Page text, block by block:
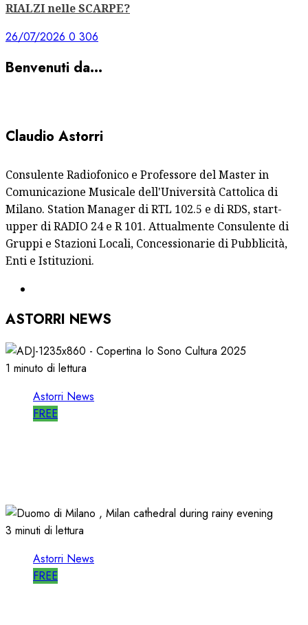
RIALZI nelle SCARPE?
26/07/2026 0 306
Benvenuti da…
Claudio Astorri
Consulente Radiofonico e Professore del Master in
Comunicazione Musicale dell'Università Cattolica di
Milano. Station Manager di RTL 102.5 e di RDS, start-
upper di RADIO 24 e R 101. Attualmente Consulente di
Gruppi e Stazioni Locali, Concessionarie di Pubblicità,
Enti e Istituzioni.
ASTORRI NEWS
1 minuto di lettura
Astorri News
FREE
3 minuti di lettura
Astorri News
FREE